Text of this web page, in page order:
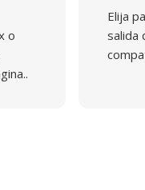
o
Elija
salida